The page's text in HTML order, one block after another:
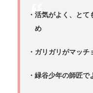
・活気がよく、と
め
・ガリガリがマッ
・緑谷少年の師匠